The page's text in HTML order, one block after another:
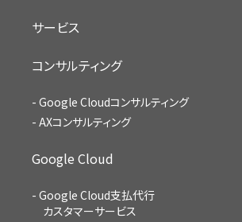
サービス
コンサルティング
Google Cloudコンサルティング
AXコンサルティング
Google Cloud
Google Cloud支払代行
カスタマーサービス